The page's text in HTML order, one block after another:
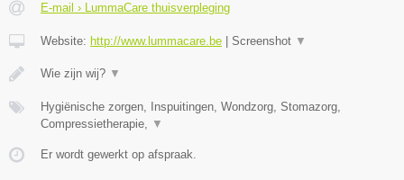
E-mail › LummaCare thuisverpleging
Website: http://www.lummacare.be Screenshot ▼
Wie zijn wij? ▼
Hygiënische zorgen, Inspuitingen, Wondzorg, Stomazorg,
Compressietherapie, ▼
Er wordt gewerkt op afspraak.